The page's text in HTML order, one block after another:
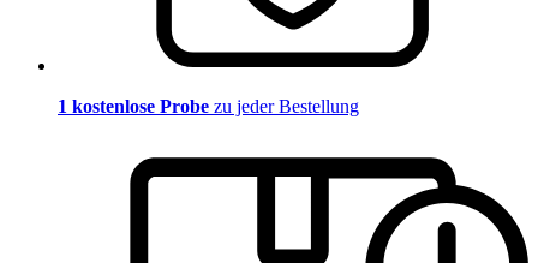
1 kostenlose Probe zu jeder Bestellung